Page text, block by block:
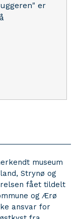
er
museum
Strynø og
fået tildelt
og Ærø
ansvar for